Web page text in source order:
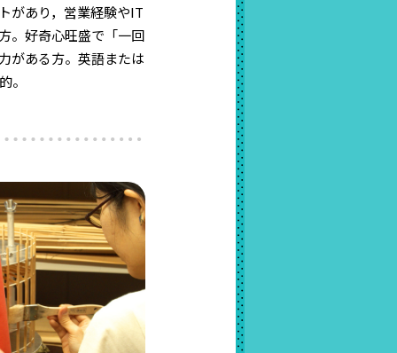
があり，営業経験やIT
。好奇心旺盛で「一回
がある方。英語または
。